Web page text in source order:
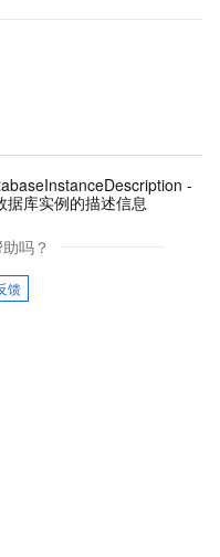
-
据库实例的描述信息
吗？
馈